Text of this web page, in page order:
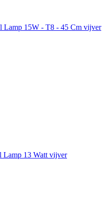
Lamp 15W - T8 - 45 Cm vijver
Lamp 13 Watt vijver